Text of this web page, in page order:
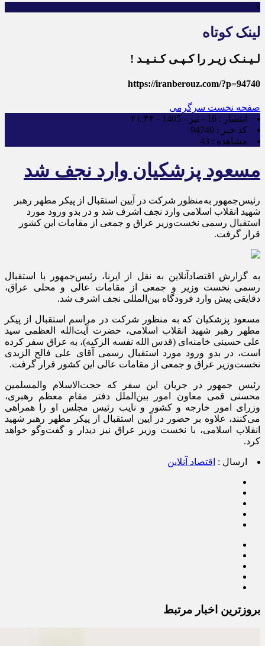
×
لینک کوتاه
لـیـنـک زیـر را کـپـی کـنـیـد !
https://iranberouz.com/?p=94740
صفحه نخست سرگرمی
انتشار : 16 - تیر - 1405 - ۲۱:۴۴
کد خبر : 94740
مشاهده : 43
مسعود پزشکیان وارد نجف شد
رئیس‌جمهور به‌منظور شرکت در آیین استقبال از پیکر مطهر رهبر
شهید انقلاب اسلامی وارد نجف اشرف شد و در بدو ورود مورد
استقبال رسمی نخست‌وزیر عراق و جمعی از مقامات این کشور
قرار گرفت.
به گزارش اقتصادآنلاین به نقل از ایرنا، رئیس‌جمهور با استقبال
رسمی نخست وزیر و جمعی از مقامات عالی و محلی عراق،
دقایقی پیش وارد فرودگاه بین‌المللی نجف اشرف شد.
مسعود پزشکیان که به منظور شرکت در مراسم استقبال از پیکر
مطهر رهبر شهید انقلاب اسلامی، حضرت آیت‌الله العظمی سید
علی حسینی خامنه‌ای (قدس الله نفسه الزکیه)، به عراق سفر کرده
است، در بدو ورود مورد استقبال رسمی آقای علی فالح الزیدی
نخست‌وزیر عراق و جمعی از مقامات عالی این کشور قرار گرفت.
رئیس جمهور در جریان این سفر که حجت‌الاسلام والمسلمین
محسنی قمی معاون امور بین‌الملل دفتر مقام معظم رهبری،
وزرای امور خارجه و کشور و نایب رئیس مجلس او را همراهی
می‌کنند، علاوه بر حضور در آیین استقبال از پیکر مطهر رهبر شهید
انقلاب اسلامی، با نخست وزیر عراق نیز دیدار و گفت‌و‌گو خواهد
کرد.
ارسال : اقتصاد آنلاین
بروزترین اخبار مرتبط